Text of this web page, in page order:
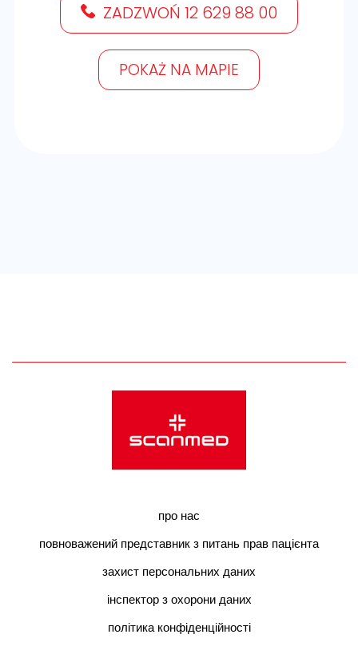
ZADZWOŃ 12 629 88 00
POKAŻ NA MAPIE
про нас
повноважений представник з питань прав пацієнта
захист персональних даних
інспектор з охорони даних
політика конфіденційності